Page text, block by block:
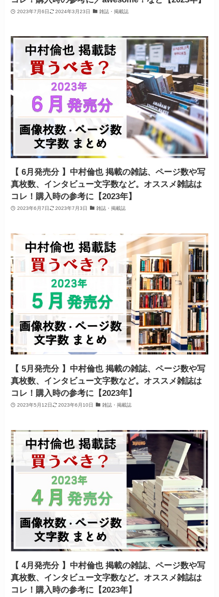
2023年7月6日 2024年3月23日 雑誌・掲載誌
【 6月発売分 】中村倫也 掲載の雑誌、ページ数や写
真枚数、インタビュー文字数など。オススメ雑誌は
コレ！購入時の参考に【2023年】
2023年6月7日 2023年7月3日 雑誌・掲載誌
【 5月発売分 】中村倫也 掲載の雑誌、ページ数や写
真枚数、インタビュー文字数など。オススメ雑誌は
コレ！購入時の参考に【2023年】
2023年5月12日 2023年6月10日 雑誌・掲載誌
【 4月発売分 】中村倫也 掲載の雑誌、ページ数や写
真枚数、インタビュー文字数など。オススメ雑誌は
コレ！購入時の参考に【2023年】